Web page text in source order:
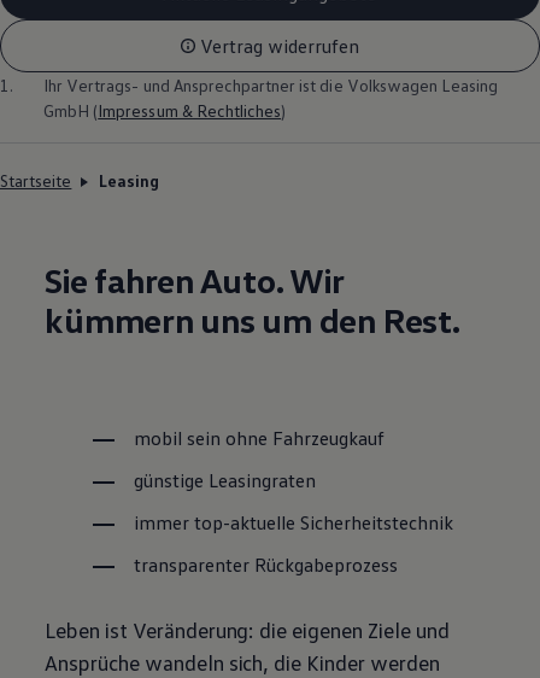
Vertrag widerrufen
1. Ihr Vertrags- und Ansprechpartner ist die Volkswagen Leasing
GmbH (Impressum & Rechtliches)
Startseite Leasing
Sie fahren Auto. Wir
kümmern uns um den Rest.
mobil sein ohne Fahrzeugkauf
günstige Leasingraten
immer top-aktuelle Sicherheitstechnik
transparenter Rückgabeprozess
Leben ist Veränderung: die eigenen Ziele und
Ansprüche wandeln sich, die Kinder werden